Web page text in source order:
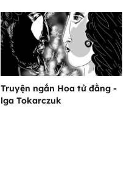
Truyện ngắn Hoa tử đằng -
lga Tokarczuk